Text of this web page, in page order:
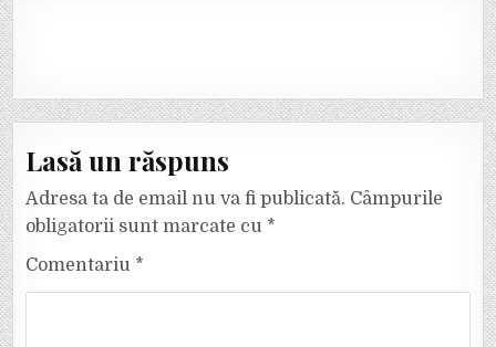
Lasă un răspuns
Adresa ta de email nu va fi publicată. Câmpurile
obligatorii sunt marcate cu *
Comentariu *